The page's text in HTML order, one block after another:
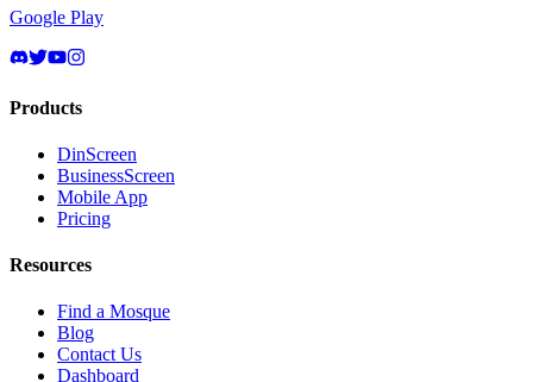
Google Play
Products
DinScreen
BusinessScreen
Mobile App
Pricing
Resources
Find a Mosque
Blog
Contact Us
Dashboard